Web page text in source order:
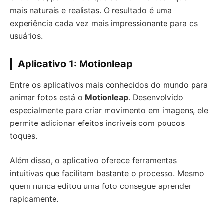
mais naturais e realistas. O resultado é uma
experiência cada vez mais impressionante para os
usuários.
Aplicativo 1: Motionleap
Entre os aplicativos mais conhecidos do mundo para
animar fotos está o Motionleap. Desenvolvido
especialmente para criar movimento em imagens, ele
permite adicionar efeitos incríveis com poucos
toques.
Além disso, o aplicativo oferece ferramentas
intuitivas que facilitam bastante o processo. Mesmo
quem nunca editou uma foto consegue aprender
rapidamente.